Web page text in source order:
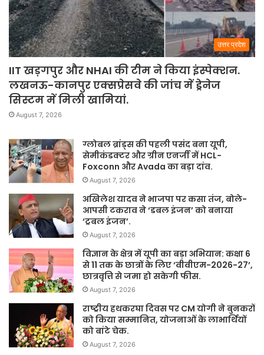
उत्तर प्रदेश
IIT खड़गपुर और NHAI की टीम ने किया इंस्पेक्शन.
लखनऊ-कानपुर एक्सप्रेसवे की जांच में ड्रेनेज
सिस्टम में मिली खामियां.
August 7, 2026
ग्लोबल ब्रांड्स की पहली पसंद बना यूपी,
सेमीकंडक्टर और ग्रीन एनर्जी में HCL-
Foxconn और Avada का बड़ा दांव.
August 7, 2026
अखिलेश यादव ने भाजपा पर कसा तंज, बोले-
आपसी टकराव ने ‘डबल इंजन’ को बनाया
‘ट्रबल इंजन’.
August 7, 2026
विज्ञान के क्षेत्र में यूपी का बड़ा अभियान: कक्षा 6
से 11 तक के छात्रों के लिए ‘वीवीएम-2026-27’,
छात्रवृत्ति से जमा हो सकेगी फीस.
August 7, 2026
राष्ट्रीय हथकरघा दिवस पर CM योगी ने बुनकरों
को किया सम्मानित, योजनाओं के लाभार्थियों
को बांटे चेक.
August 7, 2026